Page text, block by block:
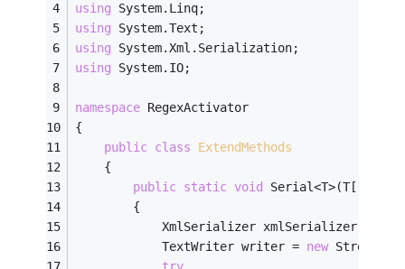
using System.Linq;
using System.Text;
using System.Xml.Serialization;
using System.IO;
namespace RegexActivator
{
public class
ExtendMethods
    {
public static void
Serial<T>(T[]
        {
            XmlSerializer xmlSerializer =
            TextWriter writer =
new